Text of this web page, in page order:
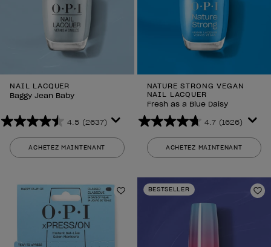
NAIL LACQUER
Baggy Jean Baby
4.5 (2637)
4.5
sur
5
avis
ACHETEZ MAINTENANT
NATURE STRONG VEGAN
NAIL LACQUER
Fresh as a Blue Daisy
4.7 (1626)
4.7
sur
5
1626
avis
ACHETEZ MAINTENANT
Ajouter aux favoris
BESTSELLER